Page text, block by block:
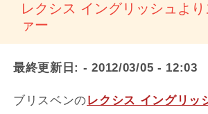
レクシス イングリッシュよ
ァー
最終更新日: - 2012/03/05 - 12:03
ブリスベンのレクシス イングリッ